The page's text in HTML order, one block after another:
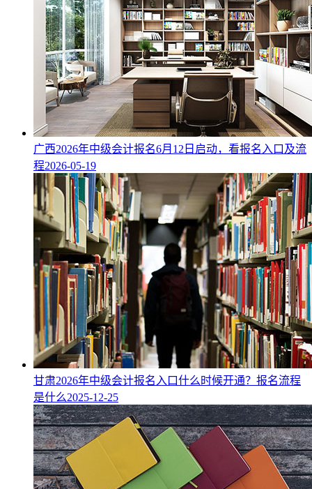
广西2026年中级会计报名6月12日启动，看报名入口及流
程2026-05-19
甘肃2026年中级会计报名入口什么时候开通？报名流程
是什么2025-12-25